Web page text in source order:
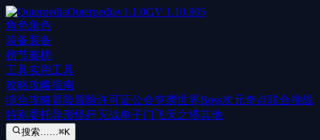
Outerpediav1.1.0GV 1.10.805
角色角色
装备装备
榜节奏榜
工具实用工具
攻略攻略指南
综合攻略冒险冒险许可证公会突袭世界Boss次元奇点联合挑战
特别委托异形怪歼灭战单子门飞天之塔其他
搜索……⌘K